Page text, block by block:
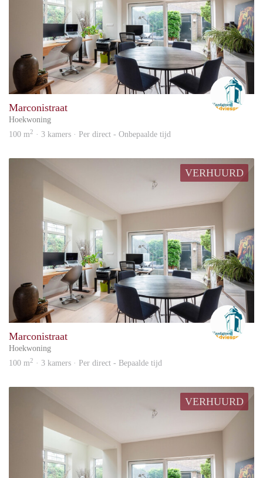
Marconistraat
Hoekwoning
100 m2 · 3 kamers · Per direct - Onbepaalde tijd
VERHUURD
Marconistraat
Hoekwoning
100 m2 · 3 kamers · Per direct - Bepaalde tijd
VERHUURD